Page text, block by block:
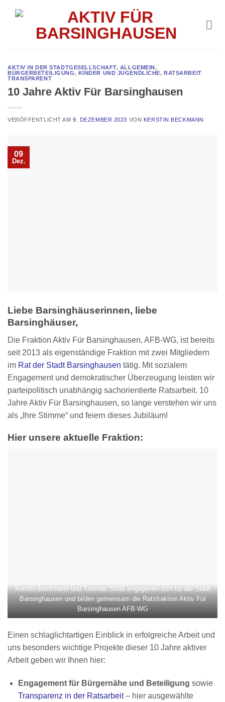
AKTIV IN DER STADTGESELLSCHAFT, ALLGEMEIN,
BÜRGERBETEILIGUNG, KINDER UND JUGENDLICHE,RATSARBEIT
TRANSPARENT
10 Jahre Aktiv Für Barsinghausen
VERÖFFENTLICHT AM9. DEZEMBER 2023 VON KERSTIN BECKMANN
09
Dez.
Liebe Barsinghäuserinnen, liebe
Barsinghäuser,
Die Fraktion Aktiv Für Barsinghausen, AFB-WG, ist bereits
seit 2013 als eigenständige Fraktion mit zwei Mitgliedern
im Rat der Stadt Barsinghausen tätig. Mit sozialem
Engagement und demokratischer Überzeugung leisten wir
parteipolitisch unabhängig sachorientierte Ratsarbeit. 10
Jahre Aktiv Für Barsinghausen, so lange verstehen wir uns
als „Ihre Stimme“ und feiern dieses Jubiläum!
Hier unsere aktuelle Fraktion:
Kerstin Beckmann und Thomas Struß engagieren sich für die Stadt
Barsinghausen und bilden gemeinsam die Ratsfraktion Aktiv Für
Barsinghausen AFB-WG
Einen schlaglichtartigen Einblick in erfolgreiche Arbeit und
uns besonders wichtige Projekte dieser 10 Jahre aktiver
Arbeit geben wir Ihnen hier:
Engagement für Bürgernähe und Beteiligung sowie
Transparenz in der Ratsarbeit– hier ausgewählte